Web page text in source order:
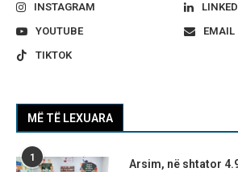
INSTAGRAM
YOUTUBE
EMAIL
TIKTOK
MË TË LEXUARA
1
Arsim, në shtator